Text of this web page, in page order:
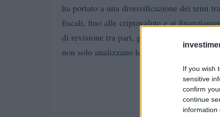
If you wish
sensitive
confirm
continue
information
ha portato a una diversificazione dei temi
fiscali, fino alle criptovalute e ai
di revisione tra pari, garantendo così alta
non solo analizzano le sfide attuali, ma